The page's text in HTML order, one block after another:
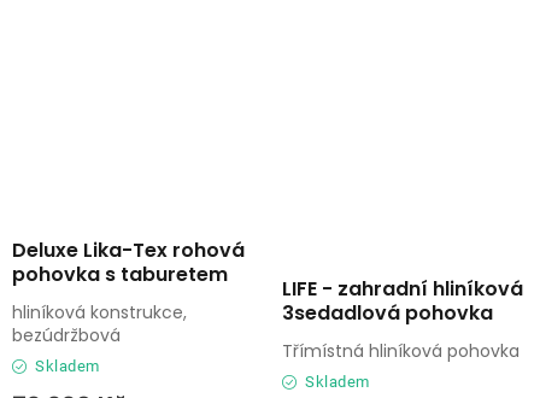
Deluxe Lika-Tex rohová
pohovka s taburetem
Skladem
hliníková konstrukce,
bezúdržbová
LIFE - zahradní hliníková
3sedadlová pohovka
Skladem
Třímístná hliníková pohovka